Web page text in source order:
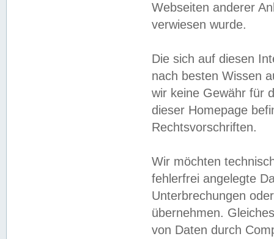
Webseiten anderer
verwiesen wurde.
Die sich auf diesen
nach besten Wissen
wir keine Gewähr für
dieser Homepage
Rechtsvorschriften.
Wir möchten
fehlerfrei angelegte
Unterbrechungen
übernehmen.
von Daten durch